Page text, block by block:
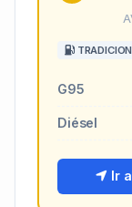
G95
Diésel
Ir